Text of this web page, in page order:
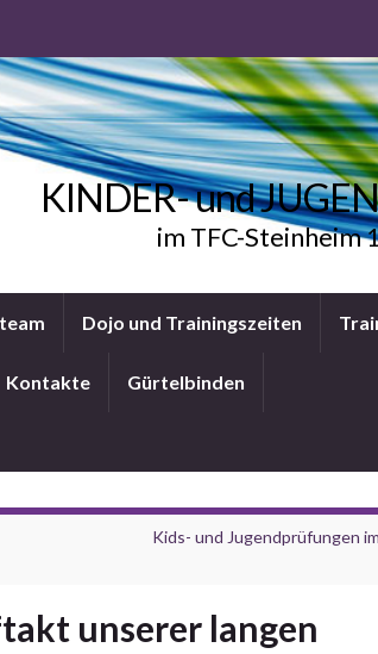
KINDER- und
im TFC-Steinheim
Dojo und Trainingszeiten
Kontakte Gürtelbinden
Kids- und Jugendprüfungen
unserer langen